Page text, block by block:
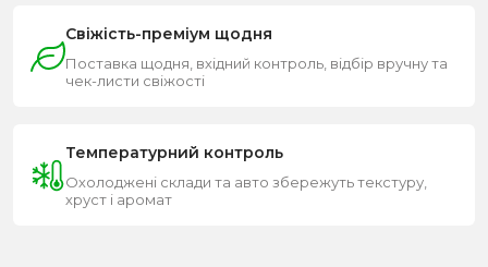
Свіжість-преміум щодня
Поставка щодня, вхідний контроль, відбір вручну та
чек-листи свіжості
Температурний контроль
Охолоджені склади та авто збережуть текстуру,
хруст і аромат